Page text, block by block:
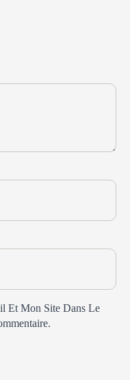
Et Mon Site Dans Le